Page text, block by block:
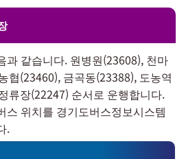
과 같습니다. 원병원(23608), 천마
협(23460), 금곡동(23388), 도농역
류장(22247) 순서로 운행합니다.
스 위치를 경기도버스정보시스템
.